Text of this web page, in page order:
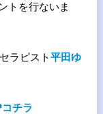
トを行ないま
ラピスト平田ゆ
チラ